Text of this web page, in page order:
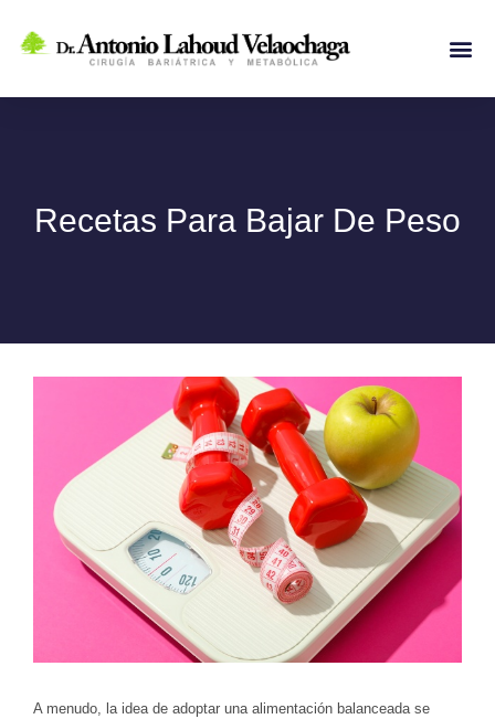
Recetas Para Bajar De Peso
A menudo, la idea de adoptar una alimentación balanceada se